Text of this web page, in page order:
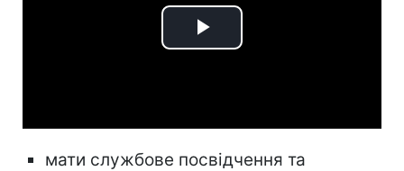
Play
мати службове посвідчення та